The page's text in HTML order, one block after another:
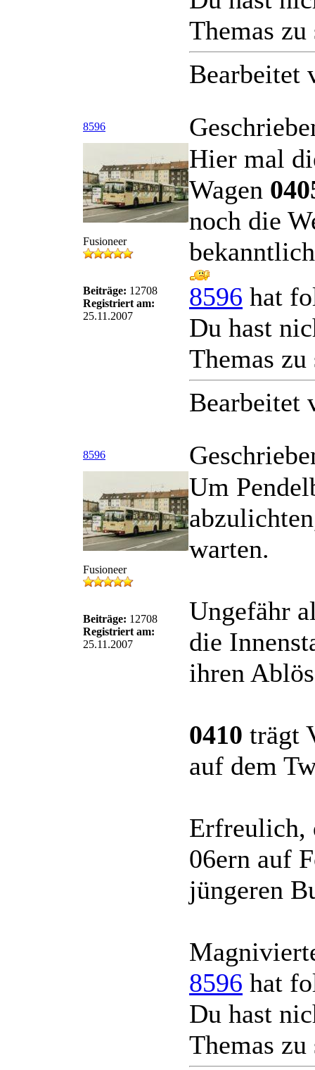
Themas zu
Bearbeitet
8596
Fusioneer
Beiträge: 12708
Registriert am:
25.11.2007
Hier mal
Wagen
noch die
8596 hat
Du hast
Themas zu
Bearbeitet
8596
Fusioneer
Beiträge: 12708
Registriert am:
25.11.2007
Um
warten.
Ungefähr
die
ihren
0410 trägt
auf dem
Erfreulich,
06ern auf
jüngeren
8596 hat
Du hast
Themas zu